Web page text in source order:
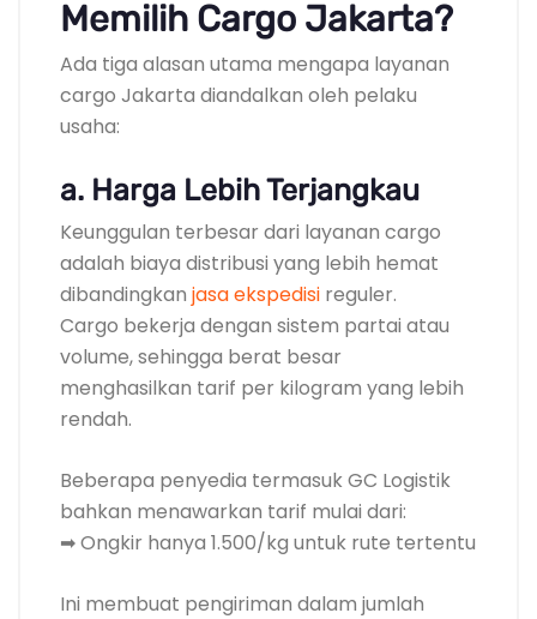
Memilih Cargo Jakarta?
Ada tiga alasan utama mengapa layanan
cargo Jakarta diandalkan oleh pelaku
usaha:
a. Harga Lebih Terjangkau
Keunggulan terbesar dari layanan cargo
adalah biaya distribusi yang lebih hemat
dibandingkan jasa ekspedisi reguler.
Cargo bekerja dengan sistem partai atau
volume, sehingga berat besar
menghasilkan tarif per kilogram yang lebih
rendah.
Beberapa penyedia termasuk GC Logistik
bahkan menawarkan tarif mulai dari:
➡ Ongkir hanya 1.500/kg untuk rute tertentu
Ini membuat pengiriman dalam jumlah